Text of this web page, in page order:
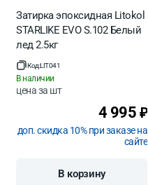
Затирка эпоксидная Litokol
STARLIKE EVO S.102 Белый
лед 2.5кг
Код:LIT041
В наличии
цена за шт
4 995 ₽
доп. скидка 10% при заказе на
сайте
В корзину